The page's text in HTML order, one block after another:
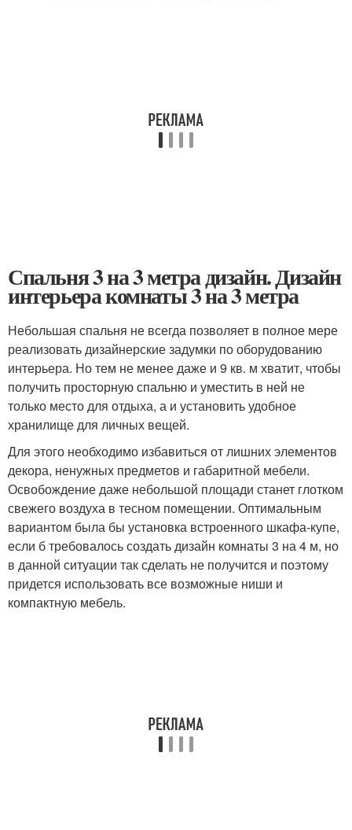
Спальня 3 на 3 метра дизайн. Дизайн
интерьера комнаты 3 на 3 метра
Небольшая спальня не всегда позволяет в полное мере
реализовать дизайнерские задумки по оборудованию
интерьера. Но тем не менее даже и 9 кв. м хватит, чтобы
получить просторную спальню и уместить в ней не
только место для отдыха, а и установить удобное
хранилище для личных вещей.
Для этого необходимо избавиться от лишних элементов
декора, ненужных предметов и габаритной мебели.
Освобождение даже небольшой площади станет глотком
свежего воздуха в тесном помещении. Оптимальным
вариантом была бы установка встроенного шкафа-купе,
если б требовалось создать дизайн комнаты 3 на 4 м, но
в данной ситуации так сделать не получится и поэтому
придется использовать все возможные ниши и
компактную мебель.